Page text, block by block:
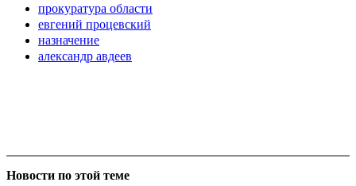
прокуратура области
евгений процевский
назначение
александр авдеев
Новости по этой теме